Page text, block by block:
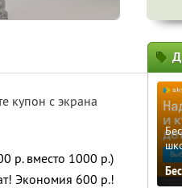
купон с экрана
р. вместо 1000 р.)
Экономия 600 р.!